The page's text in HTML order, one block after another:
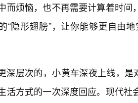
而烦恼，也不再需要计算着时
“隐形翅膀”，让你能够更自由
深层次的，小黄车深夜上线，是
活方式的一次深度回应。现代